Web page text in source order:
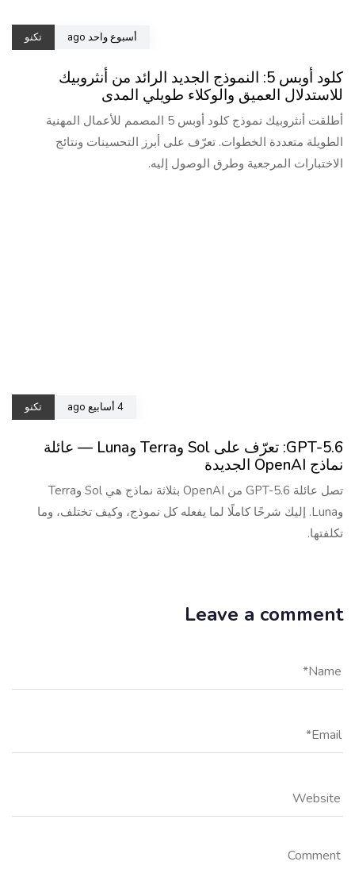
أسبوع واحد ago تكنو
كلود أوبس 5: النموذج الجديد الرائد من أنثروبيك
للاستدلال العميق والوكلاء طويلي المدى
أطلقت أنثروبيك نموذج كلود أوبس 5 المصمم للأعمال المهنية
الطويلة متعددة الخطوات. تعرّف على أبرز التحسينات ونتائج
الاختبارات المرجعية وطرق الوصول إليه.
4 أسابيع ago تكنو
GPT-5.6: تعرّف على Sol وTerra وLuna — عائلة
نماذج OpenAI الجديدة
تصل عائلة GPT-5.6 من OpenAI بثلاثة نماذج هي Sol وTerra
وLuna. إليك شرحًا كاملًا لما يفعله كل نموذج، وكيف تختلف، وما
تكلفتها.
Leave a comment